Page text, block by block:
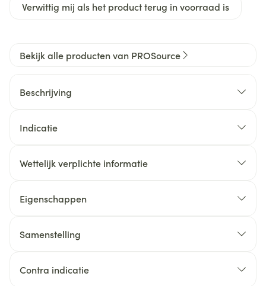
Verwittig mij als het product terug in voorraad is
Bekijk alle producten van PROSource
Beschrijving
Indicatie
Wettelijk verplichte informatie
Eigenschappen
Samenstelling
Contra indicatie